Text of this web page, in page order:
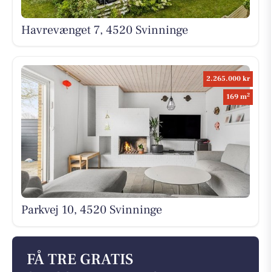
Havrevænget 7, 4520 Svinninge
2.265.000 kr
169 m2
Parkvej 10, 4520 Svinninge
FÅ TRE GRATIS